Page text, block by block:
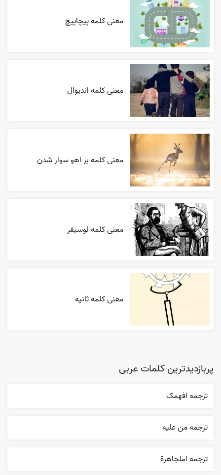
معنی کلمه پیچاپیچ
معنی کلمه اندیوال
معنی کلمه بر اهو سوار شدن
معنی کلمه لوسیفر
معنی کلمه ثانیه
پربازدیدترین کلمات عربی
ترجمه افهمک
ترجمه من عليه
ترجمه املجاهرة